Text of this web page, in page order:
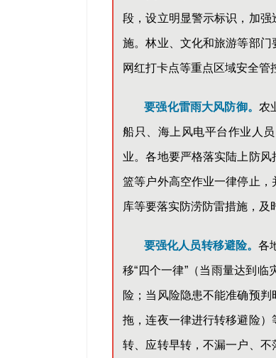
段，设立明显警示标识，加
施。林业、文化和旅游等部
网红打卡点等重点区域安全管
要强化雷雨大风防御。农
船只、海上风电平台作业人
业。各地要严格落实陆上防
篮等户外高空作业一律停止
库等要落实防涝防雷措施，及
要强化人员转移避险。 各
移“四个一律”（当雨量达到
险；当风险隐患不能准确预
拖，连夜一律进行转移避险
转、应转早转，不漏一户、